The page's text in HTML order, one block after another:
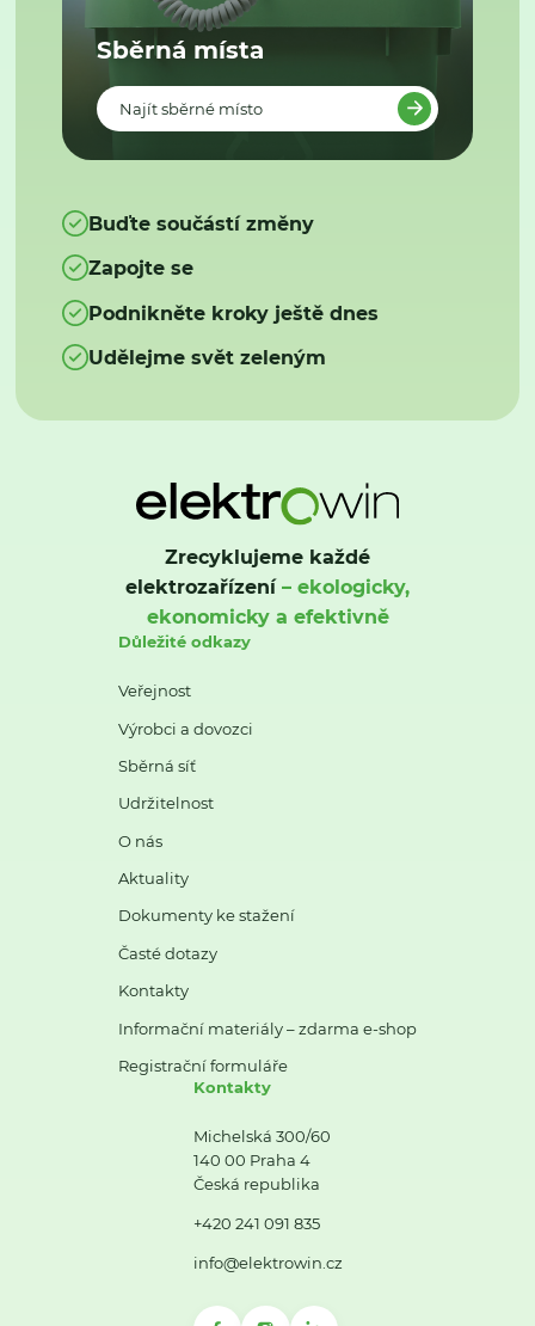
Sběrná místa
Najít sběrné místo
Buďte součástí změny
Zapojte se
Podnikněte kroky ještě dnes
Udělejme svět zeleným
Zrecyklujeme každé
elektrozařízení– ekologicky,
ekonomicky a efektivně
Důležité odkazy
Veřejnost
Výrobci a dovozci
Sběrná síť
Udržitelnost
O nás
Aktuality
Dokumenty ke stažení
Časté dotazy
Kontakty
Informační materiály – zdarma e-shop
Registrační formuláře
Kontakty
Michelská 300/60
140 00 Praha 4
Česká republika
+420 241 091 835
info@elektrowin.cz